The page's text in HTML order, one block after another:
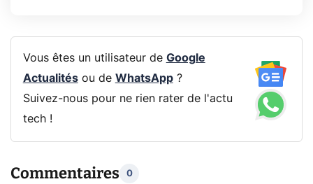
Vous êtes un utilisateur de Google
Actualitésou de WhatsApp?
Suivez-nous pour ne rien rater de l'actu
tech !
Commentaires 0